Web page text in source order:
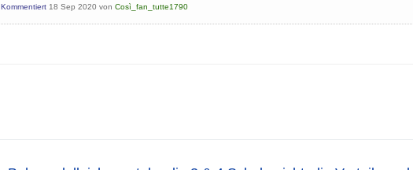
Kommentiert 18 Sep 2020 von Così_fan_tutte1790